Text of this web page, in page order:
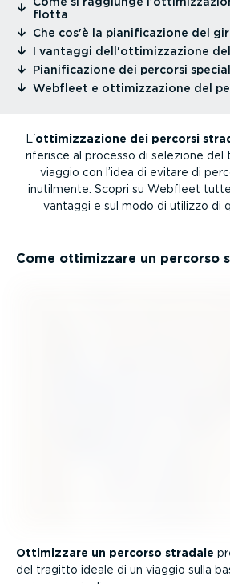
flotta
⁠Che cos'è la piani­fi­ca­zione del
⁠I vantaggi dell'ottimiz­za­zione
⁠Piani­fi­ca­zione dei percorsi
⁠Webfleet e ottimiz­za­zione del
L'ottimiz­za­zione dei percorsi
riferisce al processo di selezione del
viaggio con l’idea di evitare di
inutilmente. Scopri su Webfleet
vantaggi e sul modo di utilizzo di
Come ottimizzare un percorso
Ottimizzare un percorso stradale
del tragitto ideale di un viaggio sulla